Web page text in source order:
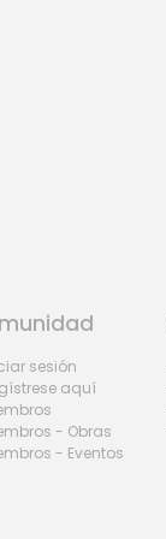
sesión
aquí
- Obras
- Eventos